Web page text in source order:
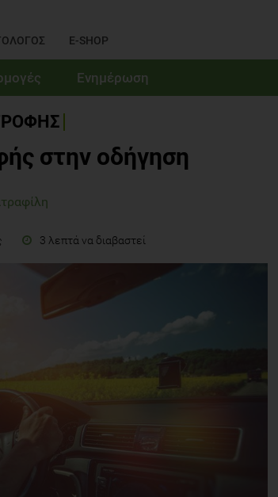
E-SHOP
Ενημέρωση
στην οδήγηση
3 λεπτά να διαβαστεί